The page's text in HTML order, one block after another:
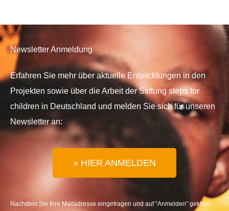
Newsletter Anmeldung
Erfahren Sie mehr über aktuelle Entwicklungen in den
Projekten sowie über die Arbeit der Stiftung steps for
children in Deutschland und melden Sie sich für unseren
Newsletter an:
» HIER ANMELDEN
Nachdem Sie Ihre Mailadresse eingetragen und auf “Anmelden” geklickt